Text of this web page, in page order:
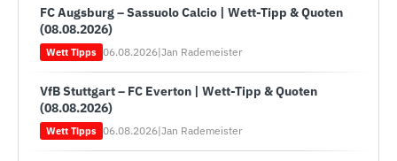
FC Augsburg – Sassuolo Calcio | Wett-Tipp & Quoten
(08.08.2026)
Wett Tipps 06.08.2026|Jan Rademeister
VfB Stuttgart – FC Everton | Wett-Tipp & Quoten
(08.08.2026)
Wett Tipps 06.08.2026|Jan Rademeister